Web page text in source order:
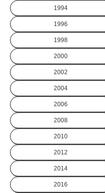
1994
1996
1998
2000
2002
2004
2006
2008
2010
2012
2014
2016